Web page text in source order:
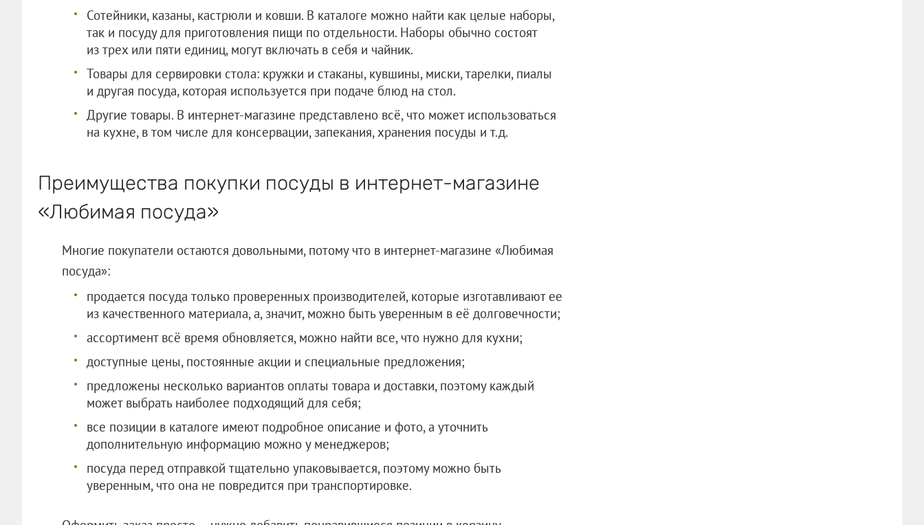
Сотейники, казаны, кастрюли и ковши. В каталоге можно найти как целые наборы,
так и посуду для приготовления пищи по отдельности. Наборы обычно состоят
из трех или пяти единиц, могут включать в себя и чайник.
Товары для сервировки стола: кружки и стаканы, кувшины, миски, тарелки, пиалы
и другая посуда, которая используется при подаче блюд на стол.
Другие товары. В интернет-магазине представлено всё, что может использоваться
на кухне, в том числе для консервации, запекания, хранения посуды и т.д.
Преимущества покупки посуды в интернет-магазине
«Любимая посуда»
Многие покупатели остаются довольными, потому что в интернет-магазине «Любимая
посуда»:
продается посуда только проверенных производителей, которые изготавливают ее
из качественного материала, а, значит, можно быть уверенным в её долговечности;
ассортимент всё время обновляется, можно найти все, что нужно для кухни;
доступные цены, постоянные акции и специальные предложения;
предложены несколько вариантов оплаты товара и доставки, поэтому каждый
может выбрать наиболее подходящий для себя;
все позиции в каталоге имеют подробное описание и фото, а уточнить
дополнительную информацию можно у менеджеров;
посуда перед отправкой тщательно упаковывается, поэтому можно быть
уверенным, что она не повредится при транспортировке.